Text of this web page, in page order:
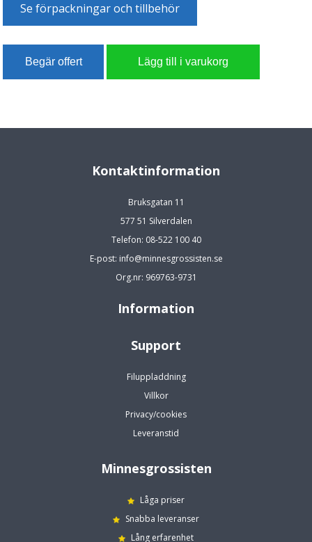
Se förpackningar och tillbehör
Kontaktinformation
Bruksgatan 11
577 51 Silverdalen
Telefon: 08-522 100 40
E-post: info@minnesgrossisten.se
Org.nr: 969763-9731
Information
Support
Filuppladdning
Villkor
Privacy/cookies
Leveranstid
Minnesgrossisten
Låga priser
Snabba leveranser
Lång erfarenhet